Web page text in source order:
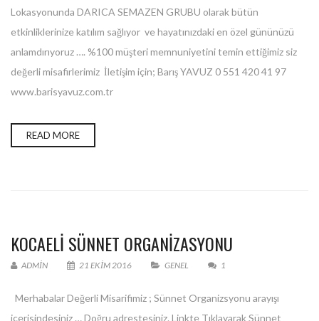
Lokasyonunda DARICA SEMAZEN GRUBU olarak bütün
etkinliklerinize katılım sağlıyor ve hayatınızdaki en özel gününüzü
anlamdırıyoruz …. %100 müşteri memnuniyetini temin ettiğimiz siz
değerli misafirlerimiz İletişim için; Barış YAVUZ 0 551 420 41 97
www.barisyavuz.com.tr
READ MORE
KOCAELİ SÜNNET ORGANIZASYONU
ADMIN 21 EKIM 2016 GENEL 1
Merhabalar Değerli Misarifimiz ; Sünnet Organizsyonu arayışı
içerisindesiniz … Doğru adrestesiniz. Linkte Tıklayarak Sünnet